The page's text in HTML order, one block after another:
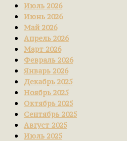
Июль 2026
Июнь 2026
Май 2026
Апрель 2026
Март 2026
Февраль 2026
Январь 2026
Декабрь 2025
Ноябрь 2025
Октябрь 2025
Сентябрь 2025
Август 2025
Июль 2025